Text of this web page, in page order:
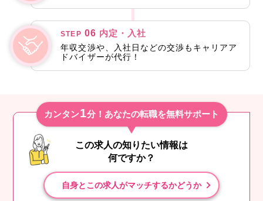
STEP 06 内定・入社
年収交渉や、入社日などの交渉もキャリアア
ドバイザーが代行！
カンタン1分！あなたの転職を無料サポート
この求人の知りたい情報は
何ですか？
自身とこの求人がマッチするかどうか